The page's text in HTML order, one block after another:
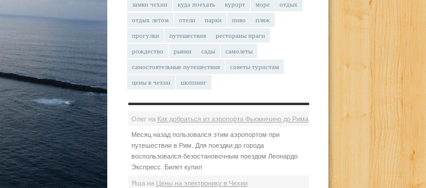
замки чехии куда поехать курорт море отдых
отдых летом отели парки пиво пляж
прогулки путешествия рестораны праги
рождество рынки сады самолеты
самостоятельные путешествия советы туристам
цены в чехии шоппинг
Олегна Как добраться из аэропорта Фьюмичино до Рима
Месяц назад пользовался этим аэропортом при
путешествии в Рим. Для поездки до города
воспользовался безостановочным поездом Леонардо
Экспресс. Билет купил
Яша на Цены на электронику в Чехии